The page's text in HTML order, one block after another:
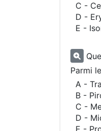
C -
D -
E -
Parmi
A -
B -
C -
D -
E -